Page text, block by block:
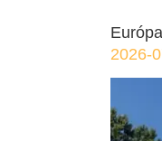
2026-